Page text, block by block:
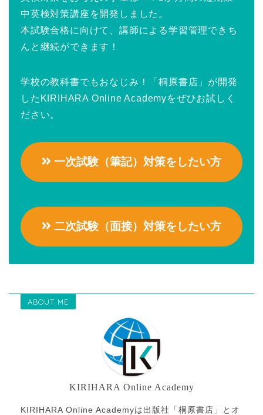
中英検対策講座を開発しました。
本試験合格に向けて、講師による学習管理できち
んと継続ができます！
学校の教科書でもおなじみ！「桐原書店」が開発
したKIRIHARA Online Academyをぜひお試しく
ださい。
一次試験（筆記）対策をしたい方
二次試験（面接）対策をしたい方
ABOUT ME
KIRIHARA Online Academy
KIRIHARA Online Academyは出版社「桐原書店」とオ